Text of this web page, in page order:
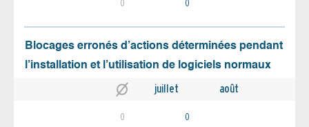
0 0
Blocages erronés d’actions déterminées pendant
l’installation et l’utilisation de logiciels normaux
juillet août
0 0